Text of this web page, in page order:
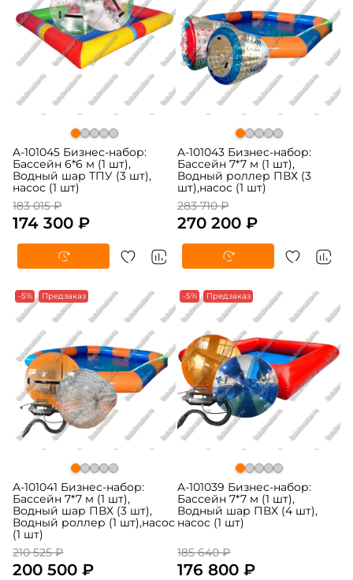
A-101045 Бизнес-набор:
Бассейн 6*6 м (1 шт),
Водный шар ТПУ (3 шт),
насос (1 шт)
183 015 ₽
174 300 ₽
A-101043 Бизнес-набор:
Бассейн 7*7 м (1 шт),
Водный роллер ПВХ (3
шт),насос (1 шт)
283 710 ₽
270 200 ₽
-5% Предзаказ
A-101041 Бизнес-набор:
Бассейн 7*7 м (1 шт),
Водный шар ПВХ (3 шт),
Водный роллер (1 шт),насос
(1 шт)
210 525 ₽
200 500 ₽
-5% Предзаказ
A-101039 Бизнес-набор:
Бассейн 7*7 м (1 шт),
Водный шар ПВХ (4 шт),
насос (1 шт)
185 640 ₽
176 800 ₽